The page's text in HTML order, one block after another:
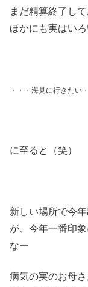
まだ精算終了し
ほかにも実はい
・・・海見に行きたい
に至ると（笑）
新しい場所で今
が、今年一番印
なー
病気の実のお母